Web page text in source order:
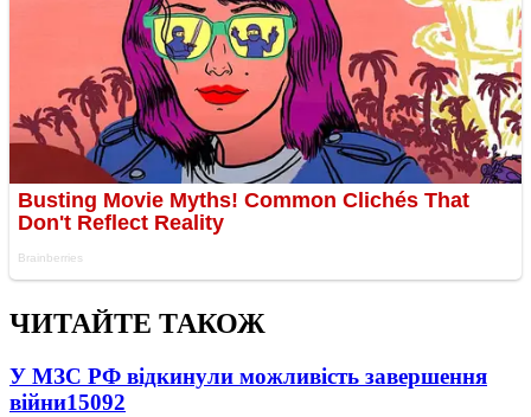
ЧИТАЙТЕ ТАКОЖ
У МЗС РФ відкинули можливість завершення
війни15092